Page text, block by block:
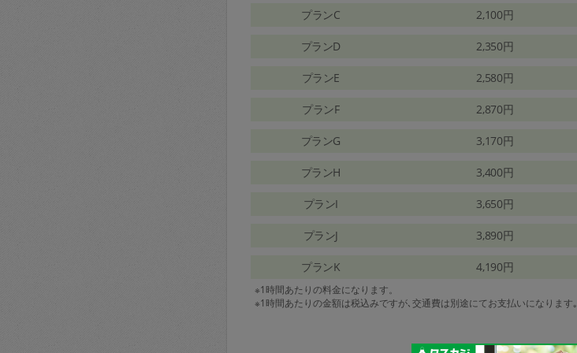
プランC 2,100円
プランD 2,350円
プランE 2,580円
プランF 2,870円
プランG 3,170円
プランH 3,400円
プランI 3,650円
プランJ 3,890円
プランK 4,190円
※1時間あたりの料金になります。
※1時間あたりの金額は税込みですが､交通費は別途にてお支払いになります｡